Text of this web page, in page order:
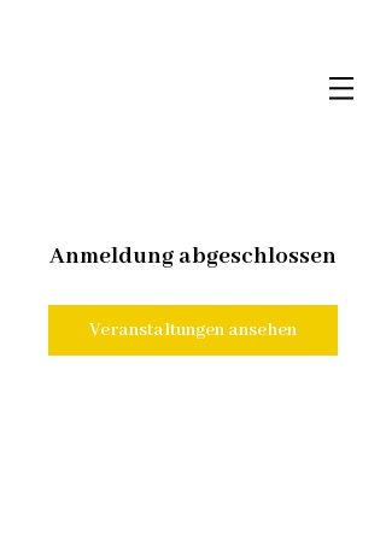
Anmeldung abgeschlossen
Veranstaltungen ansehen